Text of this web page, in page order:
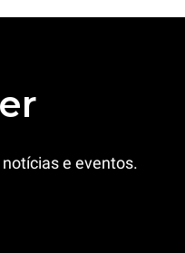
e eventos.